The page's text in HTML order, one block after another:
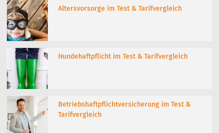
Altersvorsorge im Test & Tarifvergleich
Hundehaftpflicht im Test & Tarifvergleich
Betriebshaftpflichtversicherung im Test &
Tarifvergleich